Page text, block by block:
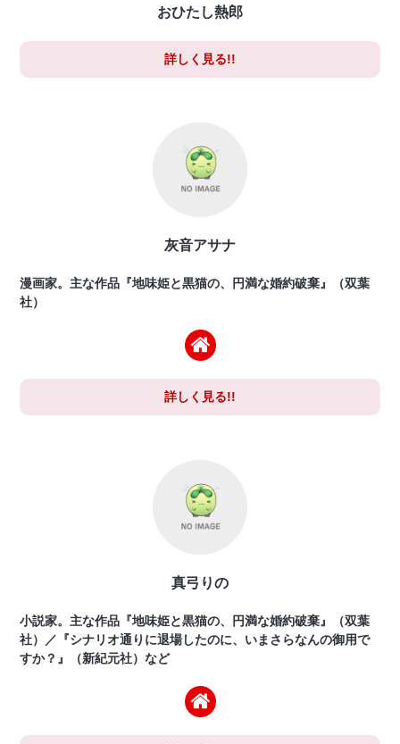
おひたし熱郎
詳しく見る!!
灰音アサナ
漫画家。主な作品『地味姫と黒猫の、円満な婚約破棄』（双葉
社）
詳しく見る!!
真弓りの
小説家。主な作品『地味姫と黒猫の、円満な婚約破棄』（双葉
社）／『シナリオ通りに退場したのに、いまさらなんの御用で
すか？』（新紀元社）など